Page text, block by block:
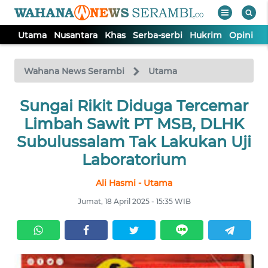
Utama Nusantara Khas Serba-serbi Hukrim Opini
Wahana News Serambi Utama
Sungai Rikit Diduga Tercemar
Limbah Sawit PT MSB, DLHK
Subulussalam Tak Lakukan Uji
Laboratorium
Ali Hasmi - Utama
Jumat, 18 April 2025 - 15:35 WIB
TV
Tutup
UTAMA
NUSANTARA
SERBI
HUKRIM